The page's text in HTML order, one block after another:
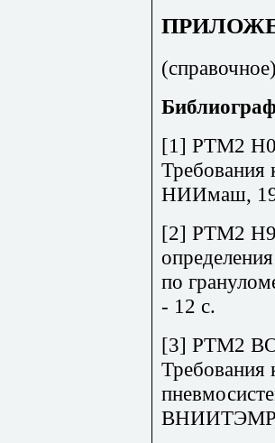
(справочное)
[1] РТМ2
Требования
НИИмаш,
[2] РТМ2
по
- 12 с.
[3] РТМ2
Требования
ВНИИТЭМР,